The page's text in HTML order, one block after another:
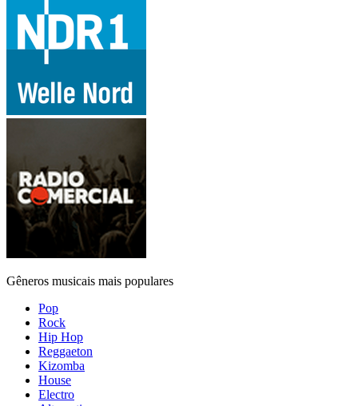
Gêneros musicais mais populares
Pop
Rock
Hip Hop
Reggaeton
Kizomba
House
Electro